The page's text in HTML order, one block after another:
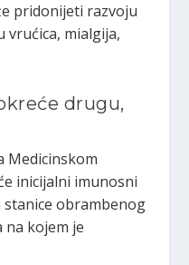
pridonijeti razvoju
vrućica, mialgija,
drugu,
Medicinskom
inicijalni imunosni
obrambenog
na kojem je